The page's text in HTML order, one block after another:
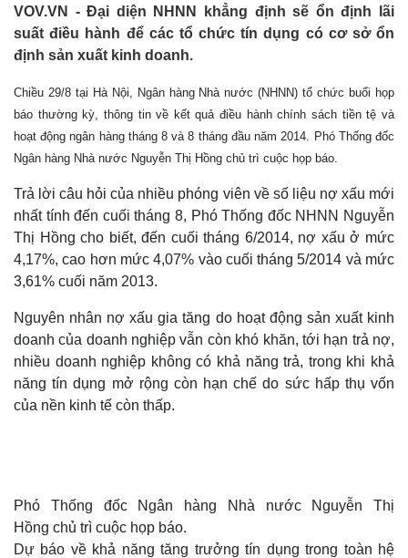
Việc làm
Biển đảo
VOV.VN - Đại diện NHNN khẳng định sẽ ổn định lãi
suất điều hành để các tổ chức tín dụng có cơ sở ổn
định sản xuất kinh doanh.
Chiều 29/8 tại Hà Nội, Ngân hàng Nhà nước (NHNN) tổ chức buổi họp
báo thường kỳ, thông tin về kết quả điều hành chính sách tiền tệ và
hoạt động ngân hàng tháng 8 và 8 tháng đầu năm 2014. Phó Thống đốc
Ngân hàng Nhà nước Nguyễn Thị Hồng chủ trì cuộc họp báo.
Trả lời câu hỏi của nhiều phóng viên về số liệu nợ xấu mới
nhất tính đến cuối tháng 8, Phó Thống đốc NHNN Nguyễn
Thị Hồng cho biết, đến cuối tháng 6/2014, nợ xấu ở mức
4,17%, cao hơn mức 4,07% vào cuối tháng 5/2014 và mức
3,61% cuối năm 2013.
Nguyên nhân nợ xấu gia tăng do hoạt động sản xuất kinh
doanh của doanh nghiệp vẫn còn khó khăn, tới hạn trả nợ,
nhiều doanh nghiệp không có khả năng trả, trong khi khả
năng tín dụng mở rộng còn hạn chế do sức hấp thụ vốn
của nền kinh tế còn thấp.
Phó Thống đốc Ngân hàng Nhà nước Nguyễn Thị
Hồng chủ trì cuộc họp báo.
Dự báo về khả năng tăng trưởng tín dụng trong toàn hệ